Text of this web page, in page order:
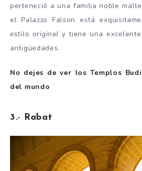
perteneció a una familia noble
el Palazzo Falson está
estilo original y tiene una
antigüedades.
No dejes de ver los Templos
del mundo
3.- Rabat